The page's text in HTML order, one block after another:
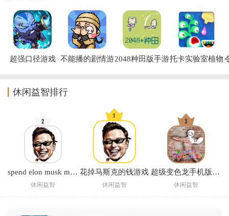
超强口径游戏 不能播的剧情游2048种田版手游托卡实验室植物
休闲益智排行
spend elon musk money中文版下载(花掉马斯克的钱)
休闲益智
花掉马斯克的钱游戏
休闲益智
超级变色龙手机版正版
休闲益智